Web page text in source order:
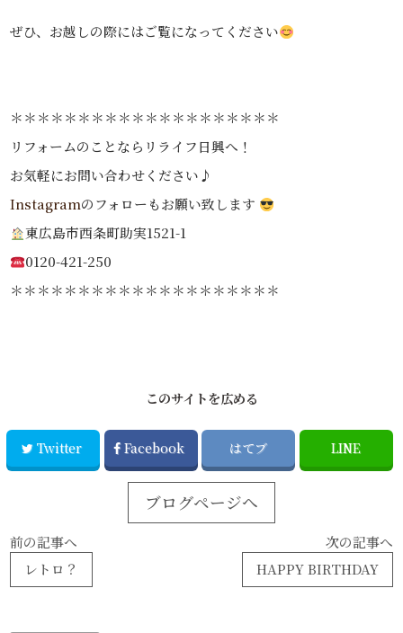
ぜひ、お越しの際にはご覧になってください
＊＊＊＊＊＊＊＊＊＊＊＊＊＊＊＊＊＊＊＊
リフォームのことならリライフ日興へ！
お気軽にお問い合わせください♪
Instagramのフォローもお願い致します
東広島市西条町助実1521-1
0120-421-250
＊＊＊＊＊＊＊＊＊＊＊＊＊＊＊＊＊＊＊＊
このサイトを広める
Twitter Facebook はてブ LINE
ブログページへ
前の記事へ
レトロ？
次の記事へ
HAPPY BIRTHDAY